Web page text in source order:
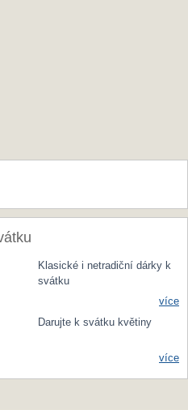
Klasické i netradiční dárky k
svátku
více
Darujte k svátku květiny
více